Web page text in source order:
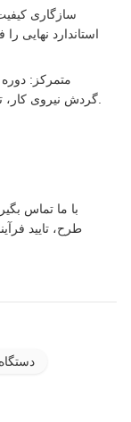
سازگاری
استاندارد نهایی
با ما تماس
طرح، تایید